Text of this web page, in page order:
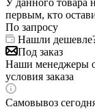
первым, кто
По запросу
Нашли
Под заказ
Наши менеджеры
условия заказа
Самовывоз